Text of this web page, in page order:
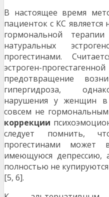
В настоящее время
пациенток с КС является
гормональной
натуральных
прогестинами.
эстроген-
предотвращение
гипергидроза,
нарушения у женщин
совсем не
коррекции
следует помнить,
прогестинами может
имеющуюся депрессию,
полностью не
[5, 6].